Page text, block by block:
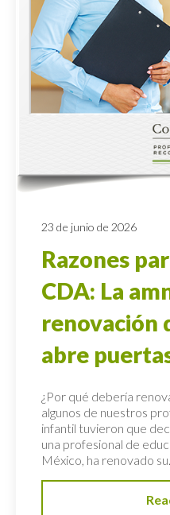
23 de junio de 2026
Razones
CDA: La
renovación
abre
¿Por qué debería
algunos de nuestros
infantil tuvieron que
una profesional de
México, ha renovado su...